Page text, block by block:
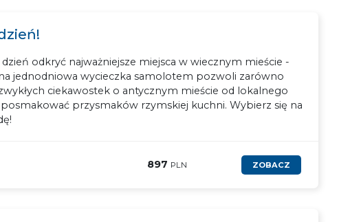
odkryć najważniejsze miejsca w wiecznym mieście -
jednodniowa wycieczka samolotem pozwoli zarówno
ciekawostek o antycznym mieście od lokalnego
przysmaków rzymskiej kuchni. Wybierz się na
897 PLN ZOBACZ